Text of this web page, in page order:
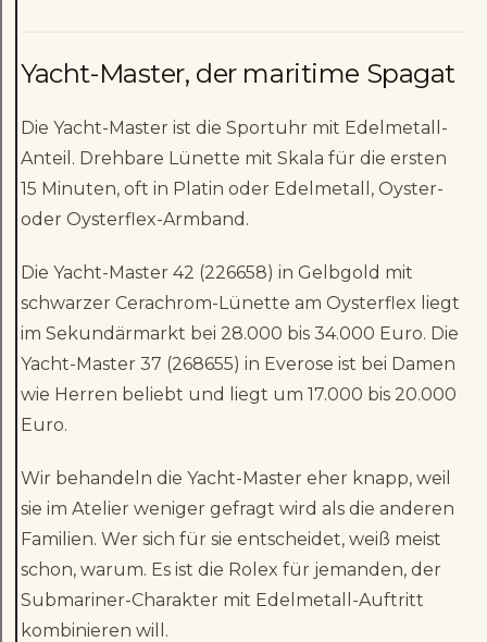
Yacht-Master, der maritime Spagat
Die Yacht-Master ist die Sportuhr mit Edelmetall-
Anteil. Drehbare Lünette mit Skala für die ersten
15 Minuten, oft in Platin oder Edelmetall, Oyster-
oder Oysterflex-Armband.
Die Yacht-Master 42 (226658) in Gelbgold mit
schwarzer Cerachrom-Lünette am Oysterflex liegt
im Sekundärmarkt bei 28.000 bis 34.000 Euro. Die
Yacht-Master 37 (268655) in Everose ist bei Damen
wie Herren beliebt und liegt um 17.000 bis 20.000
Euro.
Wir behandeln die Yacht-Master eher knapp, weil
sie im Atelier weniger gefragt wird als die anderen
Familien. Wer sich für sie entscheidet, weiß meist
schon, warum. Es ist die Rolex für jemanden, der
Submariner-Charakter mit Edelmetall-Auftritt
kombinieren will.